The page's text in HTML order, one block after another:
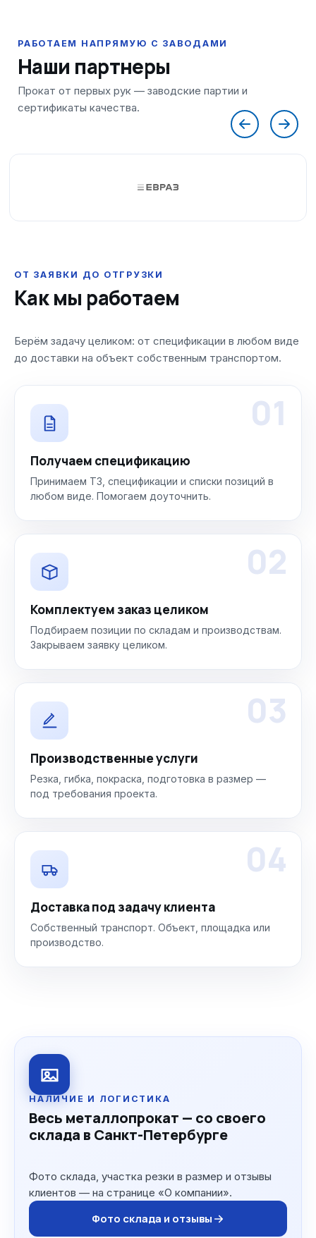
Наши партнеры
ОТ ЗАЯВКИ ДО ОТГРУЗКИ
Как мы работаем
Берём задачу целиком: от спецификации в любом виде
до доставки на объект собственным транспортом.
01
Получаем спецификацию
Принимаем ТЗ, спецификации и списки позиций в
любом виде. Помогаем доуточнить.
02
Комплектуем заказ целиком
Подбираем позиции по складам и производствам.
Закрываем заявку целиком.
03
Производственные услуги
Резка, гибка, покраска, подготовка в размер —
под требования проекта.
04
Доставка под задачу клиента
Собственный транспорт. Объект, площадка или
производство.
НАЛИЧИЕ И ЛОГИСТИКА
Весь металлопрокат — со своего
склада в Санкт-Петербурге
Фото склада, участка резки в размер и отзывы
клиентов — на странице «О компании».
Фото склада и отзывы